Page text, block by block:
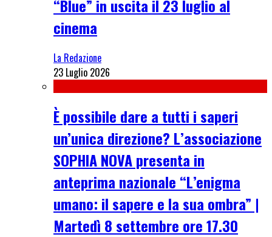
“Blue” in uscita il 23 luglio al
cinema
La Redazione
23 Luglio 2026
È possibile dare a tutti i saperi
un’unica direzione? L’associazione
SOPHIA NOVA presenta in
anteprima nazionale “L’enigma
umano: il sapere e la sua ombra” |
Martedì 8 settembre ore 17.30